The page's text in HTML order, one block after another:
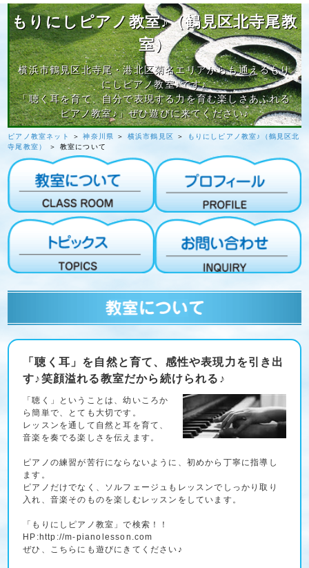
もりにしピアノ教室♪（鶴見区北寺尾教
室）
横浜市鶴見区北寺尾・港北区菊名エリアからも通えるもり
にしピアノ教室♪です♪
「聴く耳を育て、自分で表現する力を育む楽しさあふれる
ピアノ教室♪」ぜひ遊びに来てください♪
ピアノ教室ネット ＞神奈川県 ＞ 横浜市鶴見区 ＞
もりにしピアノ教室♪（鶴見区北
寺尾教室）
＞ 教室について
「聴く耳」を自然と育て、感性や表現力を引き出
す♪笑顔溢れる教室だから続けられる♪
「聴く」ということは、幼いころか
ら簡単で、とても大切です。
レッスンを通して自然と耳を育て、
音楽を奏でる楽しさを伝えます。
ピアノの練習が苦行にならないように、初めから丁寧に指導し
ます。
ピアノだけでなく、ソルフェージュもレッスンでしっかり取り
入れ、音楽そのものを楽しむレッスンをしています。
「もりにしピアノ教室」で検索！！
HP:http://m-pianolesson.com
ぜひ、こちらにも遊びにきてください♪